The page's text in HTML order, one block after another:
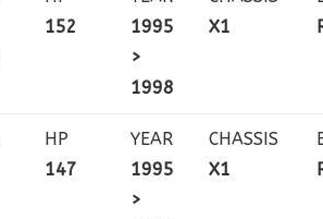
152
1995
>
1998
X1
HP
147
YEAR
1995
>
CHASSIS
X1